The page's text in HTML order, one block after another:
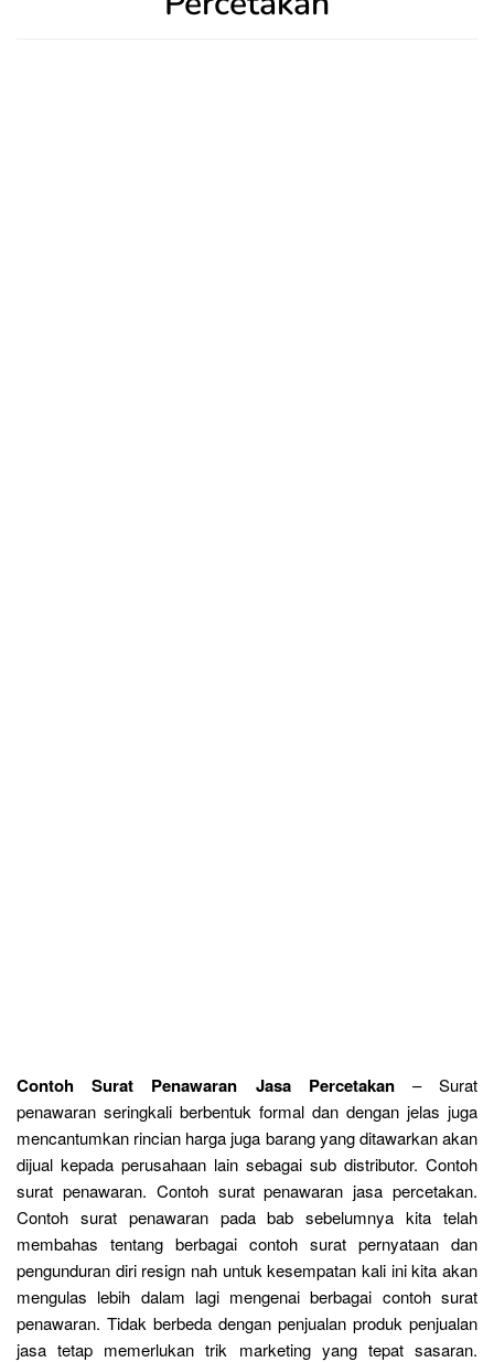
Contoh Surat Penawaran Jasa Percetakan– Surat
penawaran seringkali berbentuk formal dan dengan jelas juga
mencantumkan rincian harga juga barang yang ditawarkan akan
dijual kepada perusahaan lain sebagai sub distributor. Contoh
surat penawaran. Contoh surat penawaran jasa percetakan.
Contoh surat penawaran pada bab sebelumnya kita telah
membahas tentang berbagai contoh surat pernyataan dan
pengunduran diri resign nah untuk kesempatan kali ini kita akan
mengulas lebih dalam lagi mengenai berbagai contoh surat
penawaran. Tidak berbeda dengan penjualan produk penjualan
jasa tetap memerlukan trik marketing yang tepat sasaran.